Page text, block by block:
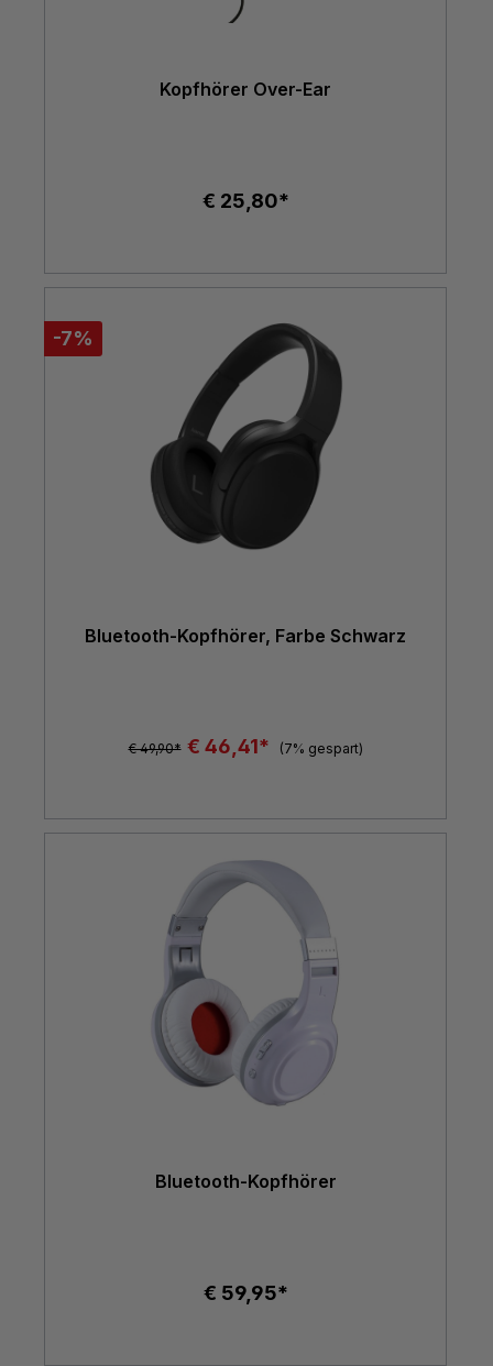
Kopfhörer Over-Ear
€ 25,80*
-7%
Bluetooth-Kopfhörer, Farbe Schwarz
€ 49,90* € 46,41* (7% gespart)
Bluetooth-Kopfhörer
€ 59,95*